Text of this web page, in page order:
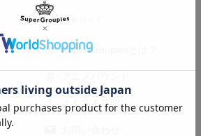
ヘルプ＆ガイド
SuperGroupiesとは？
よくある質問